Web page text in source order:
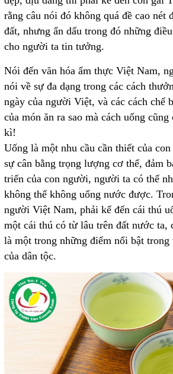
rằng câu nói đó không quá đề cao nét
đất, nhưng ẩn dấu trong đó những
cho người ta tin tưởng.
Nói đến văn hóa ẩm thực Việt Nam,
nói về sự đa dạng trong các cách
ngày của người Việt, và các cách chế
của món ăn ra sao mà cách uống
kì!
Uống là một nhu cầu cần thiết của
sự cân bằng trọng lượng cơ thể, đảm
triển của con người, người ta có thể
không thể không uống nước được.
người Việt Nam, phải kể đến cái thú
một cái thú có từ lâu trên đất nước ta,
là một trong những điểm nổi bật trong
của dân tộc.